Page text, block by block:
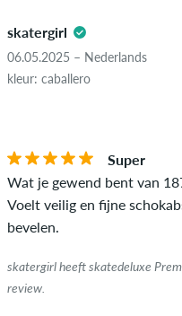
die de toepasselijke
en die spam en
niet gepubliceerd. De
daadwerkelijk heeft
vinkje naast de naam met
aankoop". Voor deze
basis van hun bestellingen.
item echt bezit of heeft
5.0
skatergirl
06.05.2025 – Nederlands
kleur: caballero
Super
Wat je gewend bent van
Voelt veilig en fijne
bevelen.
skatergirl heeft skatedeluxe
review.